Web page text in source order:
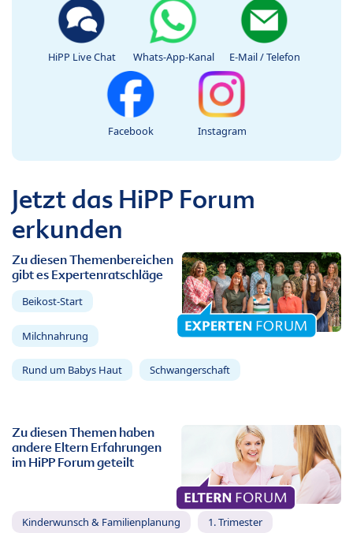
HiPP Live Chat Whats-App-Kanal E-Mail / Telefon
Facebook Instagram
Jetzt das HiPP Forum
erkunden
Zu diesen Themenbereichen
gibt es Expertenratschläge
Beikost-Start
Milchnahrung
Rund um Babys Haut Schwangerschaft
Zu diesen Themen haben
andere Eltern Erfahrungen
im HiPP Forum geteilt
Kinderwunsch & Familienplanung 1. Trimester